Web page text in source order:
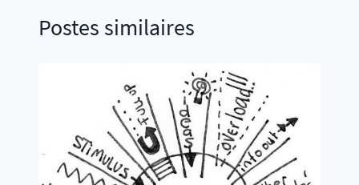
Postes similaires